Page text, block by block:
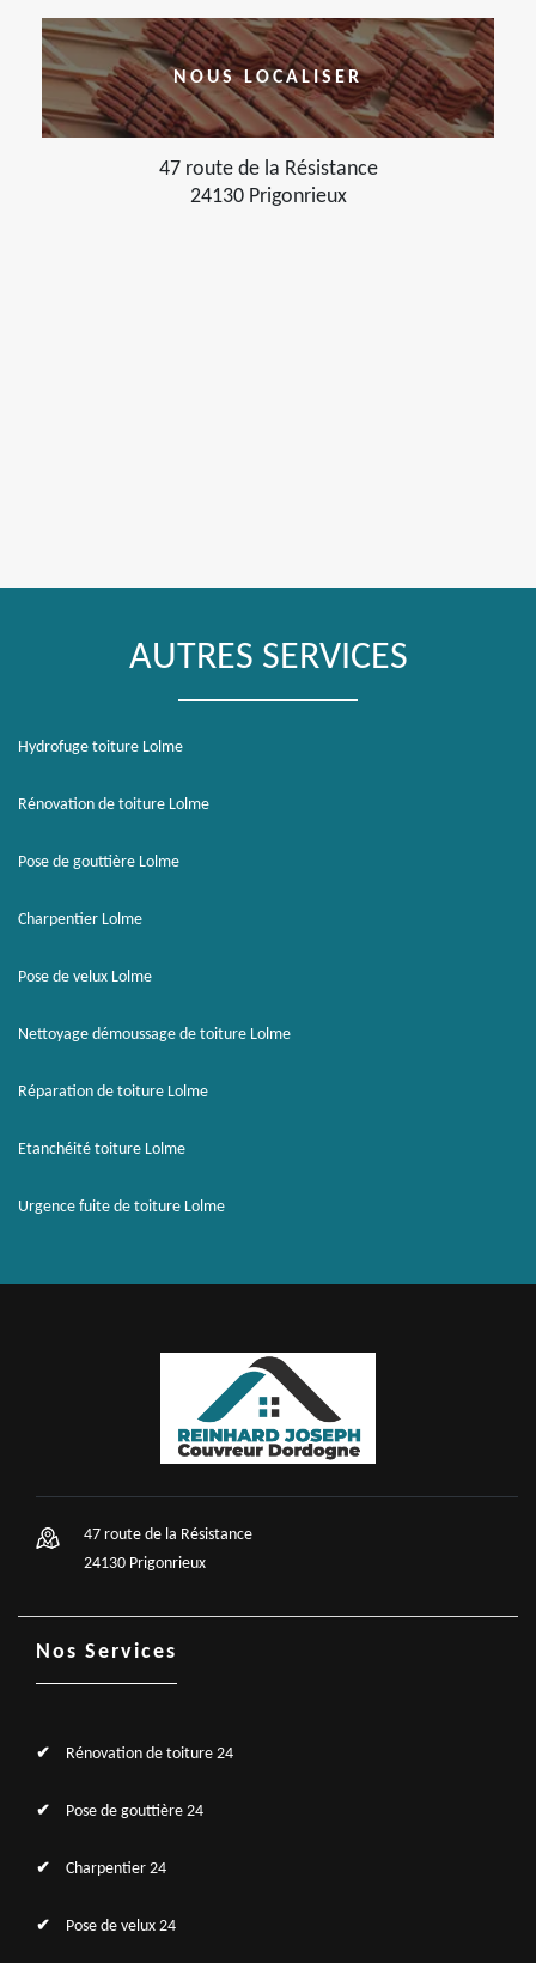
NOUS LOCALISER
47 route de la Résistance
24130 Prigonrieux
AUTRES SERVICES
Hydrofuge toiture Lolme
Rénovation de toiture Lolme
Pose de gouttière Lolme
Charpentier Lolme
Pose de velux Lolme
Nettoyage démoussage de toiture Lolme
Réparation de toiture Lolme
Etanchéité toiture Lolme
Urgence fuite de toiture Lolme
47 route de la Résistance
24130 Prigonrieux
Nos Services
Rénovation de toiture 24
Pose de gouttière 24
Charpentier 24
Pose de velux 24